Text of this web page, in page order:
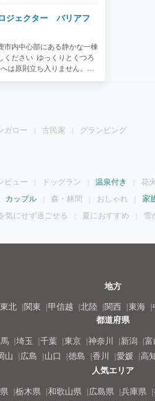
ジェクター バリアフ
内中心部にある静かな一棟
ください ゆっくりとくつろ
は原則立ち入りません。そ
に「朝食希望」との返信を
ば当館の予約時に「近隣飲
が読み放題の『マンガ
の新作が補充できておりま
ガロー 古民家 グランピング
ビュー ドッグラン 温泉付き 花
カップル 森・林間 おしゃれ 家
気にせず過ごせる 夏におすすめ 雪
地方
東北 関東 甲信越 北陸 関西 東海
都道府県
埼玉 千葉 東京 神奈川 新潟 富
山 広島 山口 徳島 香川 愛媛 高
人気エリア
栃木県 和歌山県 広島県 兵庫県